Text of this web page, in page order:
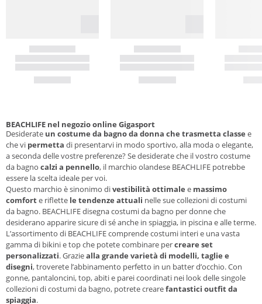
BEACHLIFE nel negozio online Gigasport
Desiderate un costume da bagno da donna che trasmetta classe e
che vi permetta di presentarvi in modo sportivo, alla moda o elegante,
a seconda delle vostre preferenze? Se desiderate che il vostro costume
da bagno calzi a pennello, il marchio olandese BEACHLIFE potrebbe
essere la scelta ideale per voi.
Questo marchio è sinonimo divestibilità ottimale e massimo
comforte riflette le tendenze attuali nelle sue collezioni di costumi
da bagno. BEACHLIFE disegna costumi da bagno per donne che
desiderano apparire sicure di sé anche in spiaggia, in piscina e alle terme.
L’assortimento di BEACHLIFE comprende costumi interi e una vasta
gamma di bikini e top che potete combinare percreare set
personalizzati. Graziealla grande varietà di modelli, taglie e
disegni, troverete l’abbinamento perfetto in un batter d’occhio. Con
gonne, pantaloncini, top, abiti e parei coordinati nei look delle singole
collezioni di costumi da bagno, potrete crearefantastici outfit da
spiaggia.